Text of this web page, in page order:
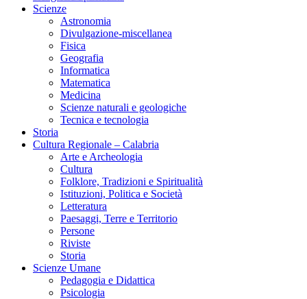
Scienze
Astronomia
Divulgazione-miscellanea
Fisica
Geografia
Informatica
Matematica
Medicina
Scienze naturali e geologiche
Tecnica e tecnologia
Storia
Cultura Regionale – Calabria
Arte e Archeologia
Cultura
Folklore, Tradizioni e Spiritualità
Istituzioni, Politica e Società
Letteratura
Paesaggi, Terre e Territorio
Persone
Riviste
Storia
Scienze Umane
Pedagogia e Didattica
Psicologia